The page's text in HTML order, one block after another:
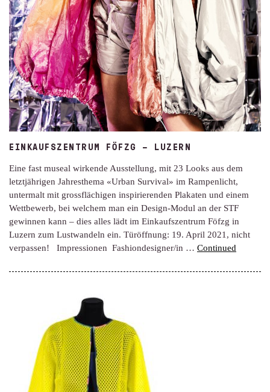
EINKAUFSZENTRUM FÖFZG – LUZERN
Eine fast museal wirkende Ausstellung, mit 23 Looks aus dem
letztjährigen Jahresthema «Urban Survival» im Rampenlicht,
untermalt mit grossflächigen inspirierenden Plakaten und einem
Wettbewerb, bei welchem man ein Design-Modul an der STF
gewinnen kann – dies alles lädt im Einkaufszentrum Föfzg in
Luzern zum Lustwandeln ein. Türöffnung: 19. April 2021, nicht
verpassen! Impressionen Fashiondesigner/in … Continued